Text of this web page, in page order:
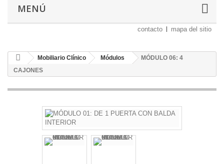
MENÚ
contacto mapa del sitio
Mobiliario Clínico Módulos
MÓDULO 06: 4
CAJONES